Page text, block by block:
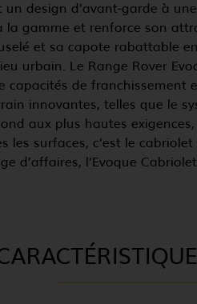
design d'avant-garde à
la gamme et renforce son
et sa capote rabattable
urbain. Le Range Rover
capacités de franchissement
innovantes, telles que le
aux plus hautes
les surfaces, c'est le
d’affaires, l’Evoque